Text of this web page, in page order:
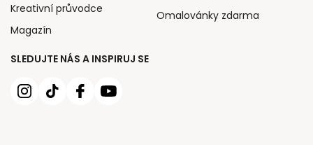
SLEDUJTE NÁS A INSPIRUJ SE
Kreativní průvodce
Magazín
Omalovánky zdarma